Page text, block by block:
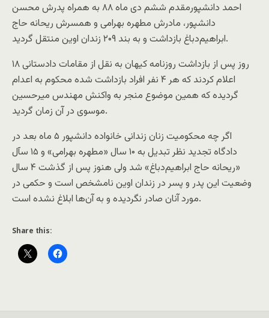
احمد دانشپورمقدم ششم دی ماه ۸۸ به همراه پدرش محسن
دانشپور، مادرش مطهره بهرامی و همسرش ریحانه حاج
ابراهیم‌دباغ بازداشت و به بند ۲۰۹ زندان اوین منتقل گردید.
۱۸ روز پس از بازداشت روزنامه کیهان به نقل از مقامات دادستانی
اعلام کردند که هر ۴ نفر افراد بازداشت شده محکوم به اعدام
گردیده که همین موضوع منجر به واکنش مهندس میرحسین
موسوی در آن زمان گردید.
اگر چه محکومیت زنان زندانی خانواده دانشپور ۵ ماه بعد در
دادگاه تجدید نظر تبدیل به ۱۰ سال «مطهره بهرامی» و ۱۵ سآل
«ریحانه حاج ابراهیم‌دباغ» شد ولی هنوز پس از گذشت ۴ سال
وضعیت این پدر و پسر در زندان اوین نامشخص است و حکمی در
مورد آنان صادر نگردیده و به آن‌ها ابلاغ نشده است.
Share this: